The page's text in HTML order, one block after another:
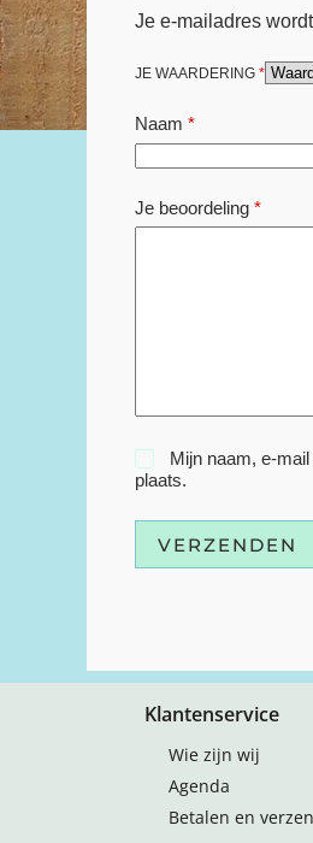
Je e-mailadres
JE WAARDERING *
Naam *
Je beoordeling *
Mijn naam, e-
plaats.
VERZENDEN
Klantenservice
Wie zijn wij
Agenda
Betalen en